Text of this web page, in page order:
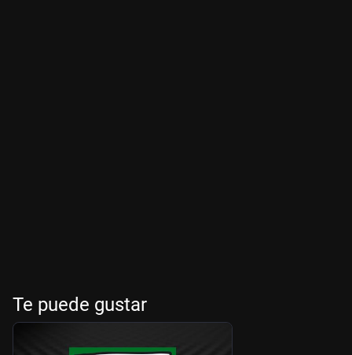
Te puede gustar